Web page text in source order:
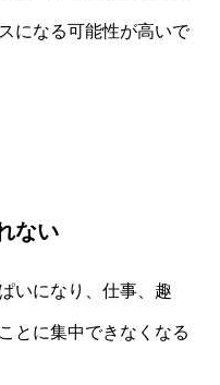
になる可能性が高いで
ない
いになり、仕事、趣
とに集中できなくなる